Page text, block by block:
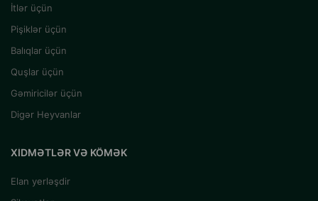
İtlər üçün
Pişiklər üçün
Balıqlar üçün
Quşlar üçün
Gəmiricilər üçün
Digər Heyvanlar
XIDMƏTLƏR VƏ KÖMƏK
Elan yerləşdir